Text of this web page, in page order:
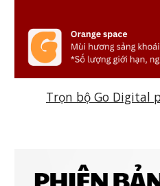
Trọn bộ Go Digital